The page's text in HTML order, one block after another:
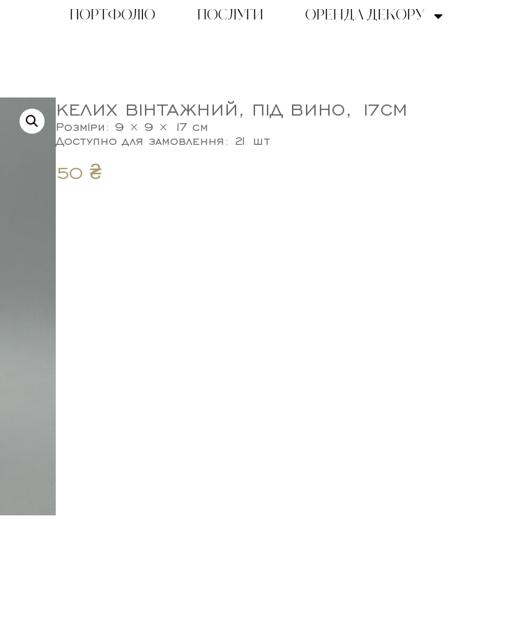
ПОРТФОЛІО ПОСЛУГИ ОРЕНДА ДЕКОРУ
КЕЛИХ ВІНТАЖНИЙ, ПІД ВИНО, 17СМ
Розміри: 9 × 9 × 17 см
Доступно для замовлення: 21 шт
50 ₴